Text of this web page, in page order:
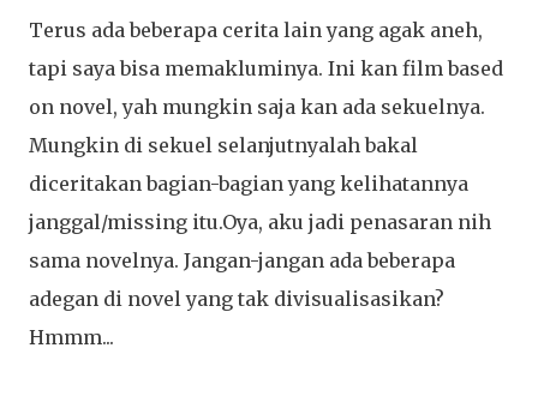
Terus ada beberapa cerita lain yang agak aneh,
tapi saya bisa memakluminya. Ini kan film based
on novel, yah mungkin saja kan ada sekuelnya.
Mungkin di sekuel selanjutnyalah bakal
diceritakan bagian-bagian yang kelihatannya
janggal/missing itu.Oya, aku jadi penasaran nih
sama novelnya. Jangan-jangan ada beberapa
adegan di novel yang tak divisualisasikan?
Hmmm...